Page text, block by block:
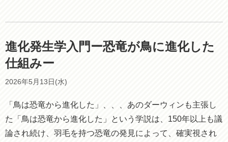
進化発生学入門ー恐竜が鳥に進化した
仕組みー
2026年5月13日(水)
「鳥は恐竜から進化した」、、、あのダーウィンも主張し
た「鳥は恐竜から進化した」という学説は、150年以上も議
論され続け、羽毛を持つ恐竜の発見によって、確実視され